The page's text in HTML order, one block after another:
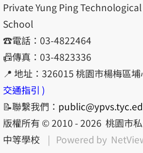
Private Yung Ping
School
☎️電話：03-4822464
📠傳真：03-4823336
📍 地址：326015 桃園市楊梅區
交通指引 )
📝聯繫我們：
版權所有 © 2010 - 2026 桃園市
中等學校
| Powered by